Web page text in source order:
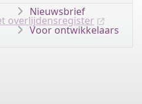
overlijdensregister
Nieuwsbrief
Voor ontwikkelaars